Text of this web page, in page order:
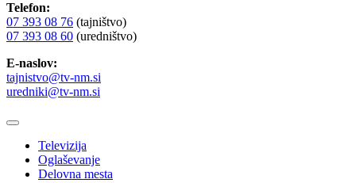
Telefon:
07 393 08 76 (tajništvo)
07 393 08 60 (uredništvo)
E-naslov:
tajnistvo@tv-nm.si
uredniki@tv-nm.si
Televizija
Oglaševanje
Delovna mesta